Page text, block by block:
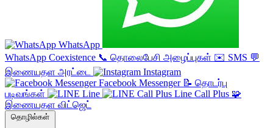
WhatsApp
WhatsApp Coexistence 📞 தொலைபேசி அழைப்புகள் ✉️ SMS 💬
இணையதள அரட்டை
Instagram
Facebook Messenger 📝 தொடர்பு
படிவங்கள்
Line Line Call Plus 🧩
இணையதள விட்ஜெட்
தொழில்கள்